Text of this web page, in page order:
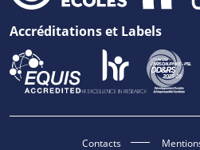
Accréditations et Labels
Contacts